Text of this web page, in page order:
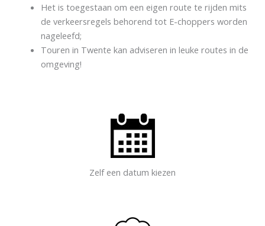
Het is toegestaan om een eigen route te rijden mits
de verkeersregels behorend tot E-choppers worden
nageleefd;
Touren in Twente kan adviseren in leuke routes in de
omgeving!
Zelf een datum kiezen